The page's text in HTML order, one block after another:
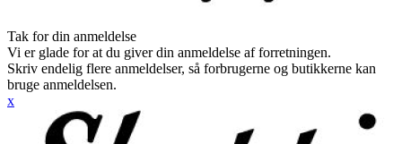
Tak for din anmeldelse
Vi er glade for at du giver din anmeldelse af forretningen.
Skriv endelig flere anmeldelser, så forbrugerne og butikkerne kan
bruge anmeldelsen.
x